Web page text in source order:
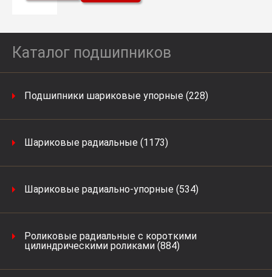
Каталог подшипников
Подшипники шариковые упорные (228)
Шариковые радиальные (1173)
Шариковые радиально-упорные (534)
Роликовые радиальные с короткими
цилиндрическими роликами (884)